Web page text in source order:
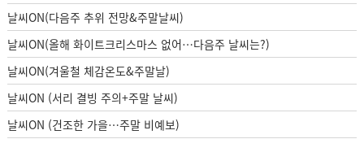
날씨ON(다음주 추위 전망&주말날씨)
날씨ON(올해 화이트크리스마스 없어…다음주 날씨는?)
날씨ON(겨울철 체감온도&주말날)
날씨ON (서리 결빙 주의+주말 날씨)
날씨ON (건조한 가을…주말 비예보)